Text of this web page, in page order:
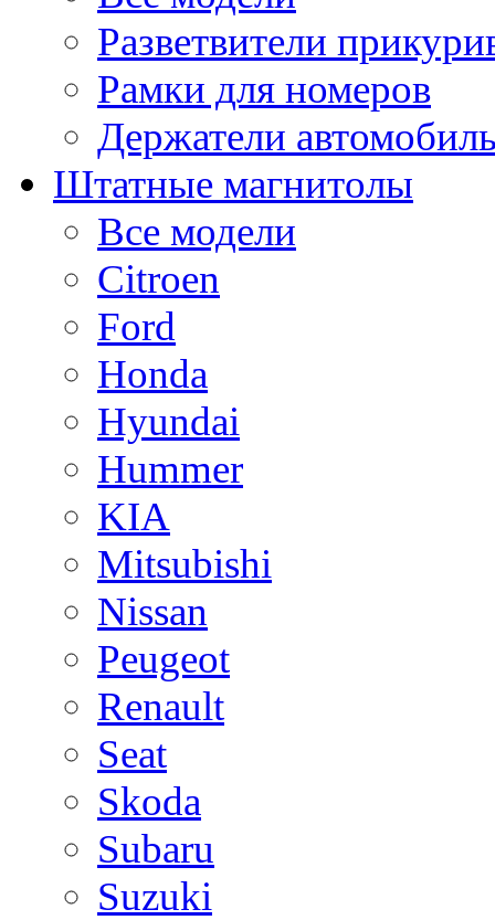
Разветвители
Рамки для номеров
Держатели
Штатные магнитолы
Все модели
Citroen
Ford
Honda
Hyundai
Hummer
KIA
Mitsubishi
Nissan
Peugeot
Renault
Seat
Skoda
Subaru
Suzuki